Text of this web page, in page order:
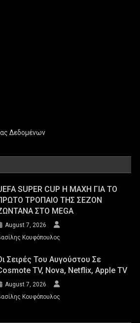
Δεδομένων
SUPER CUP Η ΜΑΧΗ ΓΙΑ ΤΟ
ΤΡΟΠΑΙΟ ΤΗΣ ΣΕΖΟΝ
ΣΤΟ MEGA
August 7, 2026
Κουφόπουλος
Σειρές Του Αυγούστου Σε
TV, Nova, Netflix, Apple TV
August 7, 2026
Κουφόπουλος